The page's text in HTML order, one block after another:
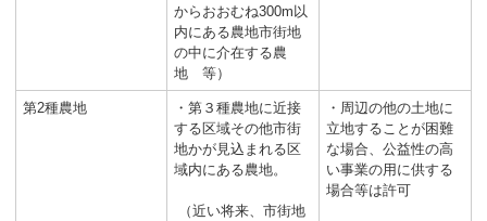
からおおむね300m以
内にある農地市街地
の中に介在する農
地 等）
第2種農地
・第３種農地に近接
する区域その他市街
地かが見込まれる区
域内にある農地。
（近い将来、市街地
・周辺の他の土地に
立地することが困難
な場合、公益性の高
い事業の用に供する
場合等は許可